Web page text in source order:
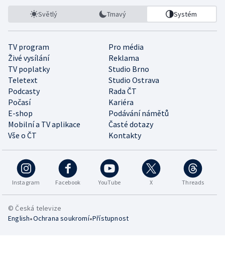
Světlý Tmavý Systém
TV program
Pro média
Živé vysílání
Reklama
TV poplatky
Studio Brno
Teletext
Studio Ostrava
Podcasty
Rada ČT
Počasí
Kariéra
E-shop
Podávání námětů
Mobilní a TV aplikace
Časté dotazy
Vše o ČT
Kontakty
Instagram Facebook YouTube X Threads
© Česká televize
English•Ochrana soukromí•Přístupnost